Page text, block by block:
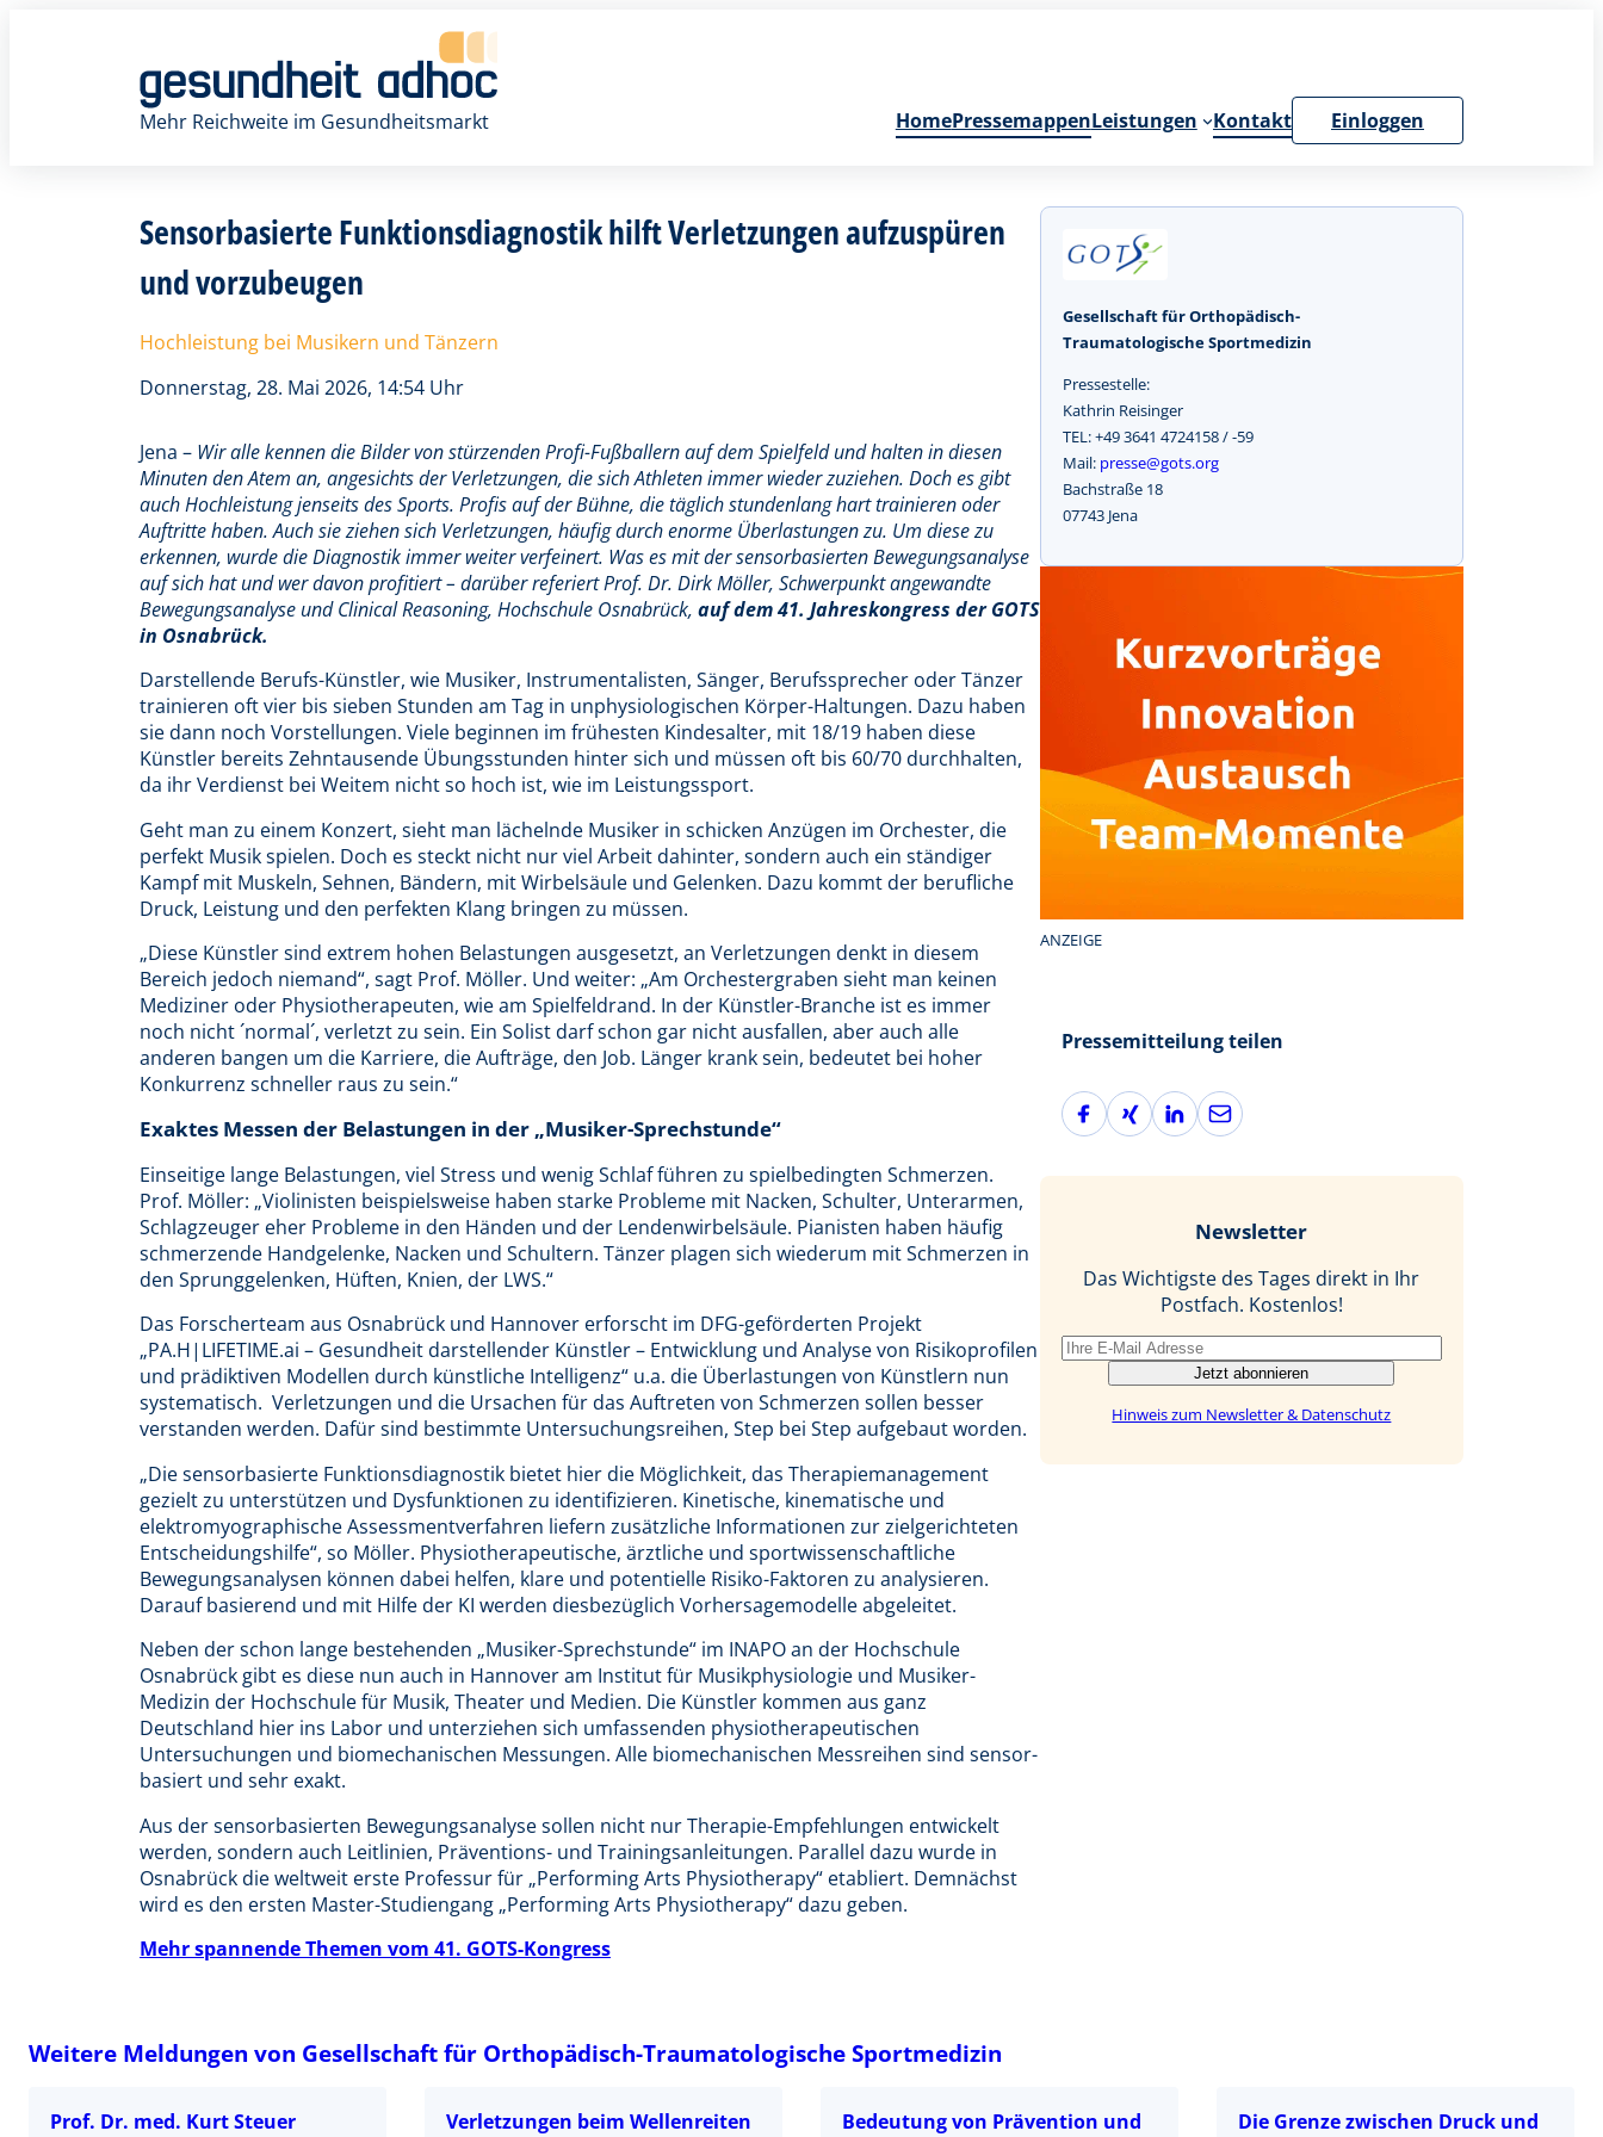
Mehr Reichweite im Gesundheitsmarkt
HomePressemappenLeistungen Kontakt Einloggen
Sensorbasierte Funktionsdiagnostik hilft Verletzungen aufzuspüren
und vorzubeugen
Hochleistung bei Musikern und Tänzern
Donnerstag, 28. Mai 2026, 14:54 Uhr
Jena – Wir alle kennen die Bilder von stürzenden Profi-Fußballern auf dem Spielfeld und halten in diesen
Minuten den Atem an, angesichts der Verletzungen, die sich Athleten immer wieder zuziehen. Doch es gibt
auch Hochleistung jenseits des Sports. Profis auf der Bühne, die täglich stundenlang hart trainieren oder
Auftritte haben. Auch sie ziehen sich Verletzungen, häufig durch enorme Überlastungen zu. Um diese zu
erkennen, wurde die Diagnostik immer weiter verfeinert. Was es mit der sensorbasierten Bewegungsanalyse
auf sich hat und wer davon profitiert – darüber referiert Prof. Dr. Dirk Möller, Schwerpunkt angewandte
Bewegungsanalyse und Clinical Reasoning, Hochschule Osnabrück, auf dem 41. Jahreskongress der GOTS
in Osnabrück.
Darstellende Berufs-Künstler, wie Musiker, Instrumentalisten, Sänger, Berufssprecher oder Tänzer
trainieren oft vier bis sieben Stunden am Tag in unphysiologischen Körper-Haltungen. Dazu haben
sie dann noch Vorstellungen. Viele beginnen im frühesten Kindesalter, mit 18/19 haben diese
Künstler bereits Zehntausende Übungsstunden hinter sich und müssen oft bis 60/70 durchhalten,
da ihr Verdienst bei Weitem nicht so hoch ist, wie im Leistungssport.
Geht man zu einem Konzert, sieht man lächelnde Musiker in schicken Anzügen im Orchester, die
perfekt Musik spielen. Doch es steckt nicht nur viel Arbeit dahinter, sondern auch ein ständiger
Kampf mit Muskeln, Sehnen, Bändern, mit Wirbelsäule und Gelenken. Dazu kommt der berufliche
Druck, Leistung und den perfekten Klang bringen zu müssen.
„Diese Künstler sind extrem hohen Belastungen ausgesetzt, an Verletzungen denkt in diesem
Bereich jedoch niemand“, sagt Prof. Möller. Und weiter: „Am Orchestergraben sieht man keinen
Mediziner oder Physiotherapeuten, wie am Spielfeldrand. In der Künstler-Branche ist es immer
noch nicht ´normal´, verletzt zu sein. Ein Solist darf schon gar nicht ausfallen, aber auch alle
anderen bangen um die Karriere, die Aufträge, den Job. Länger krank sein, bedeutet bei hoher
Konkurrenz schneller raus zu sein.“
Exaktes Messen der Belastungen in der „Musiker-Sprechstunde“
Einseitige lange Belastungen, viel Stress und wenig Schlaf führen zu spielbedingten Schmerzen.
Prof. Möller: „Violinisten beispielsweise haben starke Probleme mit Nacken, Schulter, Unterarmen,
Schlagzeuger eher Probleme in den Händen und der Lendenwirbelsäule. Pianisten haben häufig
schmerzende Handgelenke, Nacken und Schultern. Tänzer plagen sich wiederum mit Schmerzen in
den Sprunggelenken, Hüften, Knien, der LWS.“
Das Forscherteam aus Osnabrück und Hannover erforscht im DFG-geförderten Projekt
„PA.H|LIFETIME.ai – Gesundheit darstellender Künstler – Entwicklung und Analyse von Risikoprofilen
und prädiktiven Modellen durch künstliche Intelligenz“ u.a. die Überlastungen von Künstlern nun
systematisch. Verletzungen und die Ursachen für das Auftreten von Schmerzen sollen besser
verstanden werden. Dafür sind bestimmte Untersuchungsreihen, Step bei Step aufgebaut worden.
„Die sensorbasierte Funktionsdiagnostik bietet hier die Möglichkeit, das Therapiemanagement
gezielt zu unterstützen und Dysfunktionen zu identifizieren. Kinetische, kinematische und
elektromyographische Assessmentverfahren liefern zusätzliche Informationen zur zielgerichteten
Entscheidungshilfe“, so Möller. Physiotherapeutische, ärztliche und sportwissenschaftliche
Bewegungsanalysen können dabei helfen, klare und potentielle Risiko-Faktoren zu analysieren.
Darauf basierend und mit Hilfe der KI werden diesbezüglich Vorhersagemodelle abgeleitet.
Neben der schon lange bestehenden „Musiker-Sprechstunde“ im INAPO an der Hochschule
Osnabrück gibt es diese nun auch in Hannover am Institut für Musikphysiologie und Musiker-
Medizin der Hochschule für Musik, Theater und Medien. Die Künstler kommen aus ganz
Deutschland hier ins Labor und unterziehen sich umfassenden physiotherapeutischen
Untersuchungen und biomechanischen Messungen. Alle biomechanischen Messreihen sind sensor-
basiert und sehr exakt.
Aus der sensorbasierten Bewegungsanalyse sollen nicht nur Therapie-Empfehlungen entwickelt
werden, sondern auch Leitlinien, Präventions- und Trainingsanleitungen. Parallel dazu wurde in
Osnabrück die weltweit erste Professur für „Performing Arts Physiotherapy“ etabliert. Demnächst
wird es den ersten Master-Studiengang „Performing Arts Physiotherapy“ dazu geben.
Mehr spannende Themen vom 41. GOTS-Kongress
Gesellschaft für Orthopädisch-
Traumatologische Sportmedizin
Pressestelle:
Kathrin Reisinger
TEL: +49 3641 4724158 / -59
Mail: presse@gots.org
Bachstraße 18
07743 Jena
ANZEIGE
Pressemitteilung teilen
F
a
X
i
L
i
n
E
-
l
Newsletter
Das Wichtigste des Tages direkt in Ihr
Postfach. Kostenlos!
Jetzt abonnieren
Hinweis zum Newsletter & Datenschutz
Weitere Meldungen von Gesellschaft für Orthopädisch-Traumatologische Sportmedizin
Prof. Dr. med. Kurt Steuer
Verletzungen beim Wellenreiten
Bedeutung von Prävention und
Die Grenze zwischen Druck und